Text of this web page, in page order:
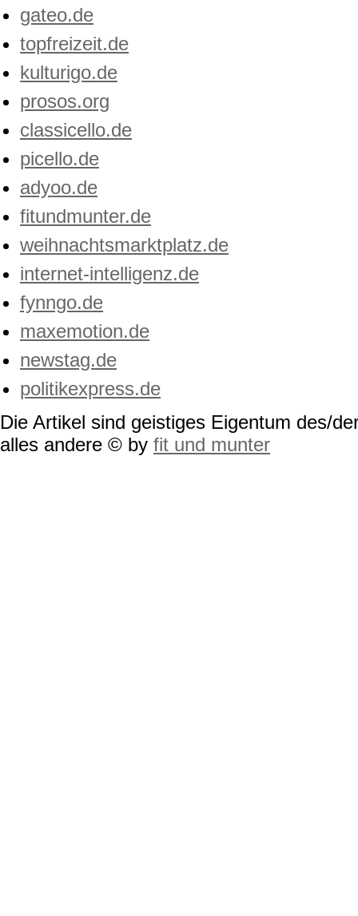
gateo.de
topfreizeit.de
kulturigo.de
prosos.org
classicello.de
picello.de
adyoo.de
fitundmunter.de
weihnachtsmarktplatz.de
internet-intelligenz.de
fynngo.de
maxemotion.de
newstag.de
politikexpress.de
Die Artikel sind geistiges Eigentum des/
alles andere © by fit und munter